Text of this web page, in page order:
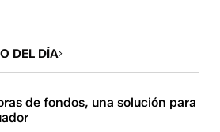
DEL DÍA
de fondos, una solución para